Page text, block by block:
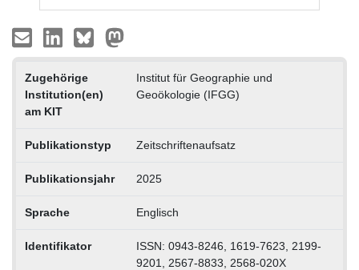
Zugehörige
Institution(en)
am KIT
Institut für Geographie und
Geoökologie (IFGG)
Publikationstyp Zeitschriftenaufsatz
Publikationsjahr 2025
Sprache Englisch
Identifikator
ISSN: 0943-8246, 1619-7623, 2199-
9201, 2567-8833, 2568-020X